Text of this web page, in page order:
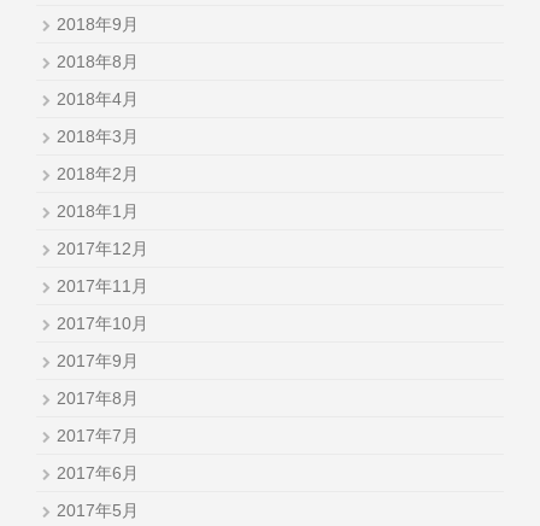
2018年9月
2018年8月
2018年4月
2018年3月
2018年2月
2018年1月
2017年12月
2017年11月
2017年10月
2017年9月
2017年8月
2017年7月
2017年6月
2017年5月